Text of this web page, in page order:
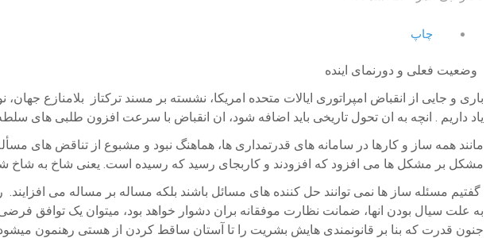
چاپ
وضعیت فعلی و دورنمای اینده
باری و جایی از انقباض امپراتوری ایالات متحده امریکا، نشسته بر مسند ترکتاز بلامنازع
یاد داریم . انچه به ان تحول تاریخی باید اضافه شود، ان انقباض با سرعت افزون طلبی های
مانند همه ساز و کارها در سامانه های قدرتمداری ها، هماهنگ نبود و مشبوع از تناقض های
مشکل بر مشکل ها می افزود که افزودند و کاربجای رسید که رسیده است. یعنی شاخ به شاخ
گفتیم مسئله ساز ها نمی توانند حل کننده های مسائل باشند بلکه مساله بر مساله می
به علت سیال بودن انها، ضمانت نظارت موفقانه بران دشوار خواهد بود، میتوان یک توافق
جنون قدرت که بنا بر قانونمندی هایش بشریت را تا آستان ساقط کردن از هستی رهنمون